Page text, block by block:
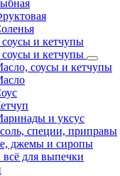
и кетчупы
и кетчупы
соусы и кетчупы
и уксус
специи, приправы
джемы и сиропы
для выпечки